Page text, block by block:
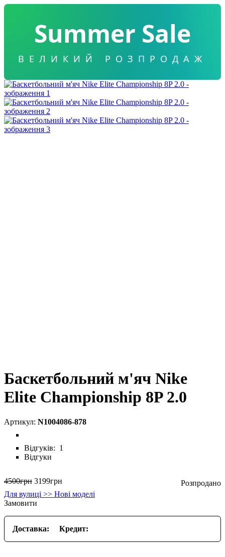
Summer Sale
ВЕЛИКИЙ РОЗПРОДАЖ
Баскетбольний м'яч Nike
Elite Championship 8P 2.0
N1004086-878
Відгуків: 1
Відгуки
4500грн 3199грн
Для вулиці >> Нові моделі
Замовити
Доставка: Кредит: